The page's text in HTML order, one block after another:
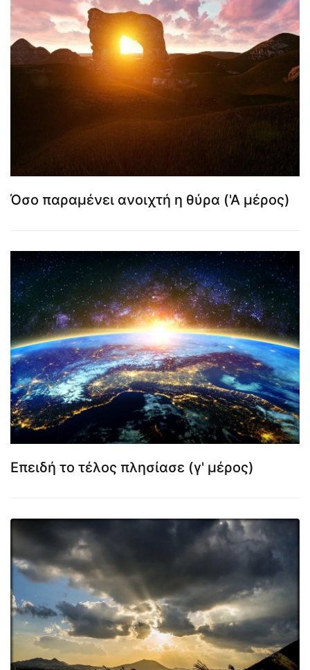
Όσο παραμένει ανοιχτή η θύρα ('Α μέρος)
Επειδή το τέλος πλησίασε (γ' μέρος)